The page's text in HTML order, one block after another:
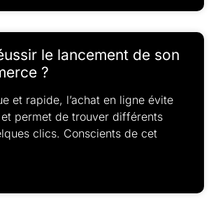
le lancement de son
?
et rapide, l’achat en ligne évite
permet de trouver différents
clics. Conscients de cet